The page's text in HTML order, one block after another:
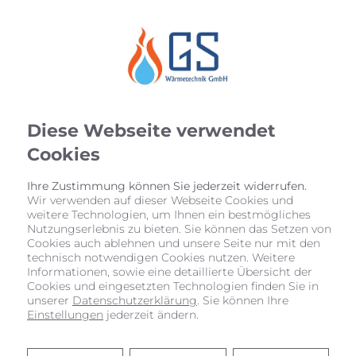
Diese Webseite verwendet
Cookies
Ihre Zustimmung können Sie jederzeit widerrufen.
Wir verwenden auf dieser Webseite Cookies und
weitere Technologien, um Ihnen ein bestmögliches
Nutzungserlebnis zu bieten. Sie können das Setzen von
Cookies auch ablehnen und unsere Seite nur mit den
technisch notwendigen Cookies nutzen. Weitere
Informationen, sowie eine detaillierte Übersicht der
Cookies und eingesetzten Technologien finden Sie in
unserer Datenschutzerklärung. Sie können Ihre
Einstellungen jederzeit ändern.